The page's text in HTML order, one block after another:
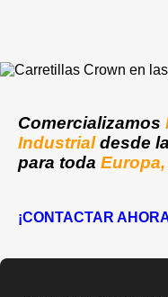
Comercializamos
Industrialdesde
para toda
¡CONTACTAR